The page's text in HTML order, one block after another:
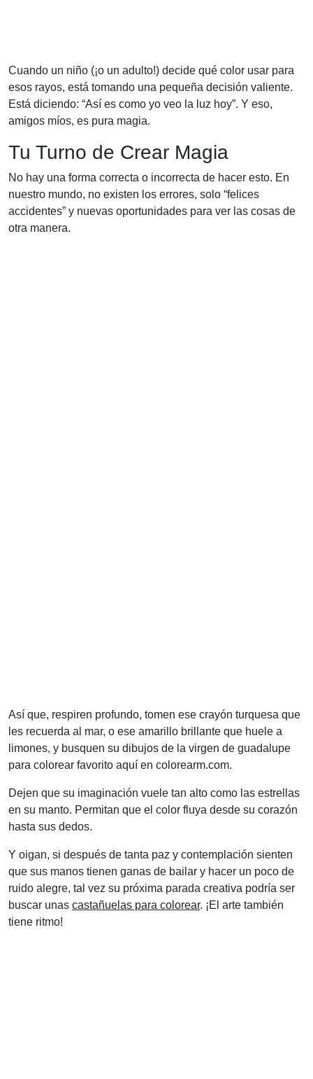
Cuando un niño (¡o un adulto!) decide qué color usar para
esos rayos, está tomando una pequeña decisión valiente.
Está diciendo: “Así es como yo veo la luz hoy”. Y eso,
amigos míos, es pura magia.
Tu Turno de Crear Magia
No hay una forma correcta o incorrecta de hacer esto. En
nuestro mundo, no existen los errores, solo “felices
accidentes” y nuevas oportunidades para ver las cosas de
otra manera.
Así que, respiren profundo, tomen ese crayón turquesa que
les recuerda al mar, o ese amarillo brillante que huele a
limones, y busquen su dibujos de la virgen de guadalupe
para colorear favorito aquí en colorearm.com.
Dejen que su imaginación vuele tan alto como las estrellas
en su manto. Permitan que el color fluya desde su corazón
hasta sus dedos.
Y oigan, si después de tanta paz y contemplación sienten
que sus manos tienen ganas de bailar y hacer un poco de
ruido alegre, tal vez su próxima parada creativa podría ser
buscar unas castañuelas para colorear. ¡El arte también
tiene ritmo!